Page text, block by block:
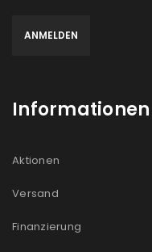
Informationen
Aktionen
Versand
Finanzierung